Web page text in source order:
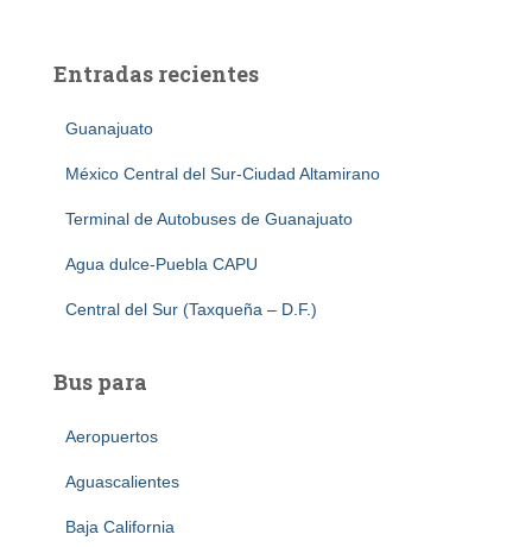
Entradas recientes
Guanajuato
México Central del Sur-Ciudad Altamirano
Terminal de Autobuses de Guanajuato
Agua dulce-Puebla CAPU
Central del Sur (Taxqueña – D.F.)
Bus para
Aeropuertos
Aguascalientes
Baja California